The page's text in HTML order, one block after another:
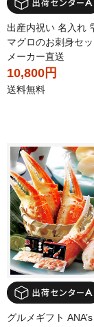
出産内祝い 名入れ
マグロのお刺身セ
メーカー直送
10,800円
送料無料
グルメギフト